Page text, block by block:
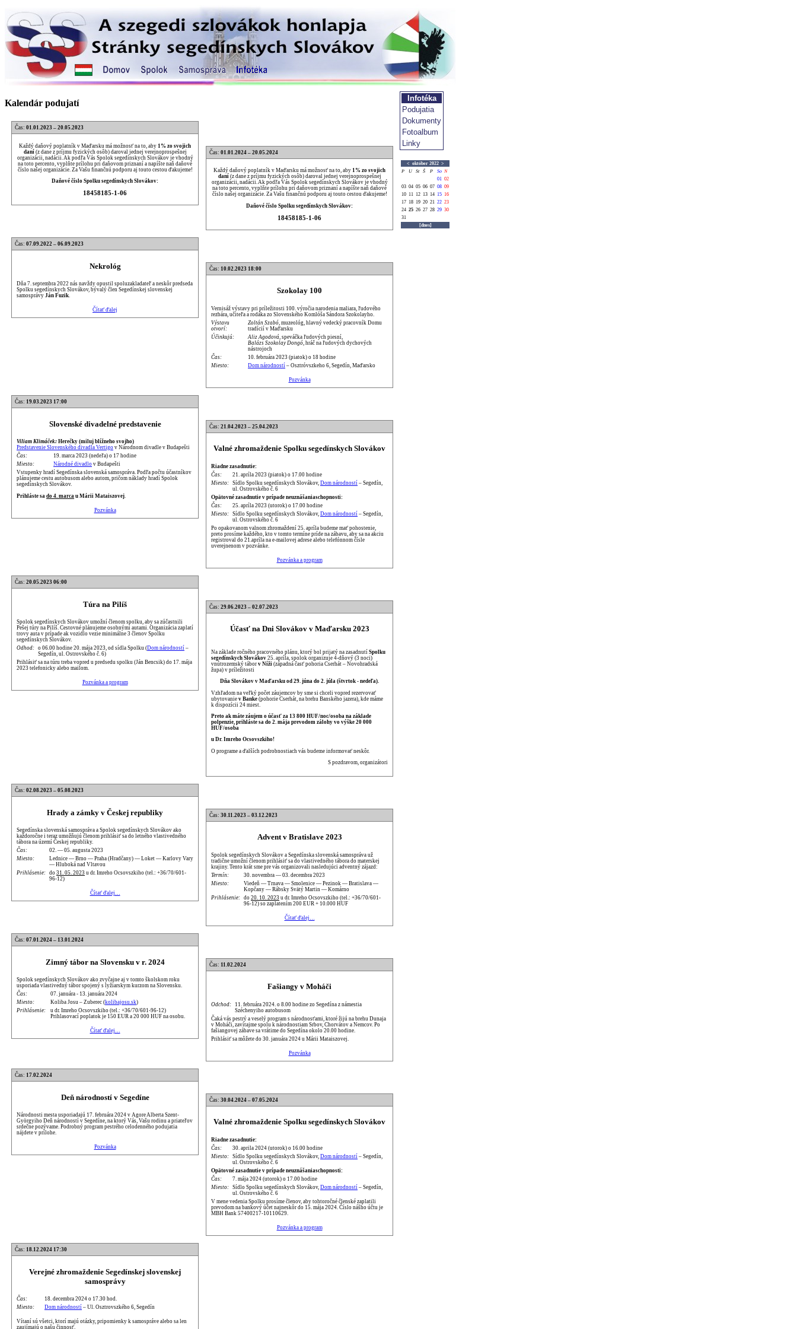
Kalendár podujatí
Čas: 01.01.2023 – 20.05.2023
Každý daňový poplatník v Maďarsku má možnosť na to, aby 1% zo svojich
daní (z dane z príjmu fyzických osôb) daroval jednej verejnoprospešnej
organizácii, nadácii. Ak podľa Vás Spolok segedínskych Slovákov je vhodný
na toto percento, vyplňte prílohu pri daňovom priznaní a napíšte naň daňové
číslo našej organizácie. Za Vašu finančnú podporu aj touto cestou ďakujeme!
Daňové číslo Spolku segedínskych Slovákov:
18458185-1-06
Čas: 01.01.2024 – 20.05.2024
Každý daňový poplatník v Maďarsku má možnosť na to, aby 1% zo svojich
daní(z dane z príjmu fyzických osôb) daroval jednej verejnoprospešnej
organizácii, nadácii. Ak podľa Vás Spolok segedínskych Slovákov je vhodný
na toto percento, vyplňte prílohu pri daňovom priznaní a napíšte naň daňové
číslo našej organizácie. Za Vašu finančnú podporu aj touto cestou ďakujeme!
Daňové číslo Spolku segedínskych Slovákov:
18458185-1-06
Čas: 07.09.2022 – 06.09.2023
Nekrológ
Dňa 7. septembra 2022 nás navždy opustil spoluzakladateľ a neskôr predseda
Spolku segedínskych Slovákov, bývalý člen Segedínskej slovenskej
samosprávy Ján Fuzik.
Čítať ďalej
Čas: 10.02.2023 18:00
Szokolay 100
Vernisáž výstavy pri príležitosti 100. výročia narodenia maliara, ľudového
rezbára, učiteľa a rodáka zo Slovenského Komlóša Sándora Szokolayho.
Výstavu
otvorí:
Zoltán Szabó , muzeológ, hlavný vedecký pracovník Domu
tradícií v Maďarsku
Účinkujú:
Aliz Agodová , speváčka ľudových piesní,
Balázs Szokolay Dongó , hráč na ľudových dychových
nástrojoch
Čas:
10. februára 2023 (piatok) o 18 hodine
Miesto:
Dom národností – Osztróvszkeho 6, Segedín, Maďarsko
Pozvánka
Čas: 19.03.2023 17:00
Slovenské divadelné predstavenie
Viliam Klimáček: Herečky (miluj blížneho svojho)
Predstavenie Slovenského divadla Vertigo v Národnom divadle v Budapešti
Čas:
19. marca 2023 (nedeľa) o 17 hodine
Miesto:
Národné divadlo v Budapešti
Vstupenky hradí Segedínska slovenská samospráva. Podľa počtu účastníkov
plánujeme cestu autobusom alebo autom, pričom náklady hradí Spolok
segedínskych Slovákov.
Prihláste sa do 4. marca u Márii Mataiszovej.
Pozvánka
Čas: 21.04.2023 – 25.04.2023
Valné zhromaždenie Spolku segedínskych Slovákov
Riadne zasadnutie:
Čas:
21. apríla 2023 (piatok) o 17.00 hodine
Miesto: Sídlo Spolku segedínskych Slovákov, Dom národností – Segedín,
ul. Ostrovského č. 6
Opätovné zasadnutie v prípade neuznášaniaschopnosti:
Čas:
25. apríla 2023 (utorok) o 17.00 hodine
Miesto: Sídlo Spolku segedínskych Slovákov, Dom národností – Segedín,
ul. Ostrovského č. 6
Po opakovanom valnom zhromaždení 25. apríla budeme mať pohostenie,
preto prosíme každého, kto v tomto termíne príde na zábavu, aby sa na akciu
registroval do 21.apríla na e-mailovej adrese alebo telefónnom čísle
uverejnenom v pozvánke.
Pozvánka a program
Čas: 20.05.2023 06:00
Túra na Pilíš
Spolok segedínskych Slovákov umožní členom spolku, aby sa zúčastnili
Pešej túry na Pilíš. Cestovné plánujeme osobnými autami. Organizácia zaplatí
trovy auta v prípade ak vozidlo vezie minimálne 3 členov Spolku
segedínskych Slovákov.
Odhod: o 06.00 hodine 20. mája 2023, od sídla Spolku (Dom národností –
Segedín, ul. Ostrovského č. 6)
Prihlásiť sa na túru treba vopred u predsedu spolku (Ján Bencsik) do 17. mája
2023 telefonicky alebo mailom.
Pozvánka a program
Čas: 29.06.2023 – 02.07.2023
Účasť na Dni Slovákov v Maďarsku 2023
Na základe ročného pracovného plánu, ktorý bol prijatý na zasadnutí Spolku
segedínskych Slovákov 25. apríla, spolok organizuje 4-dňový (3 noci)
vnútrozemský tábor v Níži (západná časť pohoria Cserhát – Novohradská
župa) v príležitosti
Dňa Slovákov v Maďarsku od 29. júna do 2. júla (štvrtok - nedeľa).
Vzhľadom na veľký počet záujemcov by sme si chceli vopred rezervovať
ubytovanie v Banke (pohorie Cserhát, na brehu Banského jazera), kde máme
k dispozícii 24 miest.
Preto ak máte záujem o účasť za 13 800 HUF/noc/osoba na základe
polpenzie, prihláste sa do 2. mája prevodom zálohy vo výške 20 000
HUF/osoba
u Dr. Imreho Ocsovszkiho!
O programe a ďalších podrobnostiach vás budeme informovať neskôr.
S pozdravom, organizátori
Čas: 02.08.2023 – 05.08.2023
Hrady a zámky v Českej republiky
Segedínska slovenská samospráva a Spolok segedínskych Slovákov ako
každoročne i teraz umožňujú členom prihlásiť sa do letného vlastivedného
tábora na území Českej republiky.
Čas:
02. — 05. augusta 2023
Miesto:
Lednice — Brno — Praha (Hradčany) — Loket — Karlovy Vary
— Hluboká nad Vltavou
Prihlásenie: do 31. 05. 2023 u dr. Imreho Ocsovszkiho (tel.: +36/70/601-
96-12)
Čítať ďalej…
Čas: 30.11.2023 – 03.12.2023
Advent v Bratislave 2023
Spolok segedínskych Slovákov a Segedínska slovenská samospráva už
tradične umožní členom prihlásiť sa do vlastivedného tábora do materskej
krajiny. Tento krát sme pre vás organizovali nasledujúci adventný zájazd:
Termín:
30. novembra — 03. decembra 2023
Miesto:
Viedeň — Trnava — Smolenice — Pezinok — Bratislava —
Kopčany — Rábsky Svätý Martin — Komárno
Prihlásenie: do 20. 10. 2023 u dr. Imreho Ocsovszkiho (tel.: +36/70/601-
96-12) so zaplatením 200 EUR + 10.000 HUF
Čítať ďalej…
Čas: 07.01.2024 – 13.01.2024
Zimný tábor na Slovensku v r. 2024
Spolok segedínskych Slovákov ako zvyčajne aj v tomto školskom roku
usporiada vlastivedný tábor spojený s lyžiarskym kurzom na Slovensku.
Čas:
07. januára - 13. januára 2024
Miesto:
Koliba Josu – Zuberec (kolibajosu.sk)
Prihlásenie:
u dr. Imreho Ocsovszkiho (tel.: +36/70/601-96-12)
Prihlasovací poplatok je 150 EUR a 20 000 HUF na osobu.
Čítať ďalej…
Čas: 11.02.2024
Fašiangy v Moháči
Odchod:
11. februára 2024. o 8.00 hodine zo Segedína z námestia
Széchenyiho autobusom
Čaká vás pestrý a veselý program s národnosťami, ktoré žijú na brehu Dunaja
v Moháči, zavítajme spolu k národnostiam Srbov, Chorvátov a Nemcov. Po
fašiangovej zábave sa vrátime do Segedína okolo 20.00 hodine.
Prihlásiť sa môžete do 30. januára 2024 u Márii Mataiszovej.
Pozvánka
Čas: 17.02.2024
Deň národností v Segedíne
Národnosti mesta usporiadajú 17. februára 2024 v Agore Alberta Szent-
Györgyiho Deň národností v Segedíne, na ktorý Vás, Vašu rodinu a priateľov
srdečne pozývame. Podrobný program pestrého celodenného podujatia
nájdete v prílohe.
Pozvánka
Čas: 30.04.2024 – 07.05.2024
Valné zhromaždenie Spolku segedínskych Slovákov
Riadne zasadnutie:
Čas:
30. aprila 2024 (utorok) o 16.00 hodine
Miesto: Sídlo Spolku segedínskych Slovákov, Dom národností – Segedín,
ul. Ostrovského č. 6
Opätovné zasadnutie v prípade neuznášaniaschopnosti:
Čas:
7. mája 2024 (utorok) o 17.00 hodine
Miesto: Sídlo Spolku segedínskych Slovákov, Dom národností – Segedín,
ul. Ostrovského č. 6
V mene vedenia Spolku prosíme členov, aby tohtoročné členské zaplatili
prevodom na bankový účet najneskôr do 15. mája 2024. Číslo nášho účtu je
MBH Bank 57400217-10110629.
Pozvánka a program
Čas: 18.12.2024 17:30
Verejné zhromaždenie Segedínskej slovenskej
samosprávy
Čas:
18. decembra 2024 o 17.30 hod.
Miesto:
Dom národností – Ul. Osztrovszkého 6, Segedín
Vítaní sú všetci, ktorí majú otázky, pripomienky k samospráve alebo sa len
zaujímajú o našu činnosť.
Infotéka
Podujatia
Dokumenty
Fotoalbum
Linky
< október 2022 >
P
U St Š P So N
01 02
03 04 05 06 07 08 09
10 11 12 13 14 15 16
17 18 19 20 21 22 23
24 25 26 27 28 29 30
31
[dnes]